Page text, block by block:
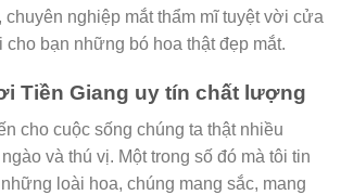
chuyên nghiệp mắt thẩm mĩ tuyệt vời cửa
cho bạn những bó hoa thật đẹp mắt.
Tiền Giang uy tín chất lượng
cho cuộc sống chúng ta thật nhiều
và thú vị. Một trong số đó mà tôi tin
loài hoa, chúng mang sắc, mang